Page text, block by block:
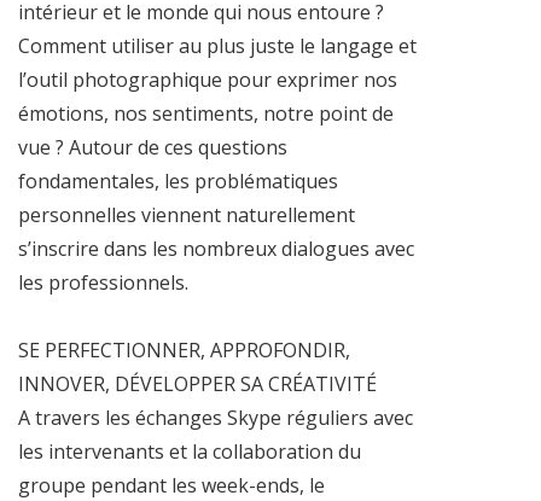
intérieur et le monde qui nous entoure ?
Comment utiliser au plus juste le langage et
l’outil photographique pour exprimer nos
émotions, nos sentiments, notre point de
vue ? Autour de ces questions
fondamentales, les problématiques
personnelles viennent naturellement
s’inscrire dans les nombreux dialogues avec
les professionnels.
SE PERFECTIONNER, APPROFONDIR,
INNOVER, DÉVELOPPER SA CRÉATIVITÉ
A travers les échanges Skype réguliers avec
les intervenants et la collaboration du
groupe pendant les week-ends, le